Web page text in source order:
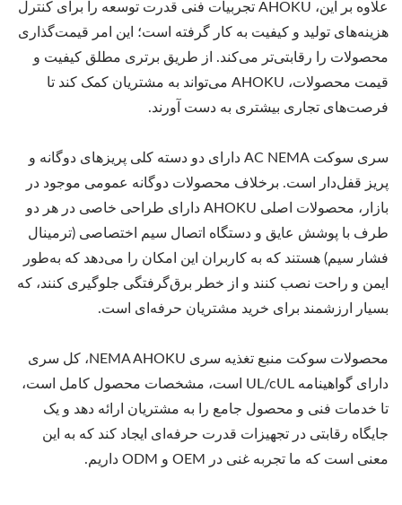
علاوه بر این، AHOKU تجربیات فنی قدرت توسعه را برای کنترل
هزینه‌های تولید و کیفیت به کار گرفته است؛ این امر قیمت‌گذاری
محصولات را رقابتی‌تر می‌کند. از طریق برتری مطلق کیفیت و
قیمت محصولات، AHOKU می‌تواند به مشتریان کمک کند تا
فرصت‌های تجاری بیشتری به دست آورند.
سری سوکت AC NEMA دارای دو دسته کلی پریزهای دوگانه و
پریز قفل‌دار است. برخلاف محصولات دوگانه عمومی موجود در
بازار، محصولات اصلی AHOKU دارای طراحی خاصی در هر دو
طرف با پوشش عایق و دستگاه اتصال سیم اختصاصی (ترمینال
فشار سیم) هستند که به کاربران این امکان را می‌دهد که به‌طور
ایمن و راحت نصب کنند و از خطر برق‌گرفتگی جلوگیری کنند، که
بسیار ارزشمند برای خرید مشتریان حرفه‌ای است.
محصولات سوکت منبع تغذیه سری NEMA AHOKU، کل سری
دارای گواهینامه UL/cUL است، مشخصات محصول کامل است،
تا خدمات فنی و محصول جامع را به مشتریان ارائه دهد و یک
جایگاه رقابتی در تجهیزات قدرت حرفه‌ای ایجاد کند که به این
معنی است که ما تجربه غنی در OEM و ODM داریم.